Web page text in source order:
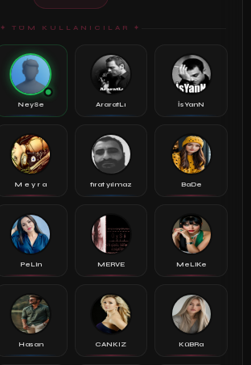
✦ TÜM KULLANICILAR ✦
NeySe AraratLı İsYanN
M e y r a fırat yılmaz BaDe
PeLin MERVE MeLiKe
Hasan CANKIZ KüBRa